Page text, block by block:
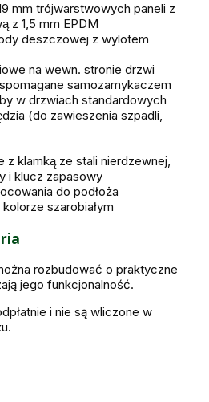
mm trójwarstwowych paneli z
z 1,5 mm EPDM
deszczowej z wylotem
na wewn. stronie drzwi
samozamykaczem
w drzwiach standardowych
(do zawieszenia szpadli,
z klamką ze stali nierdzewnej,
i klucz zapasowy
do podłoża
szarobiałym
rozbudować o praktyczne
jego funkcjonalność.
i nie są wliczone w